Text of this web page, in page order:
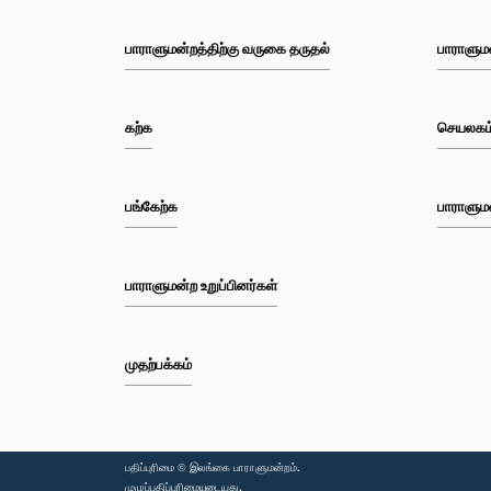
பாராளுமன்றத்திற்கு வருகை தருதல்
கற்க
பங்கேற்க
பாராளுமன்ற உறுப்பினர்கள்
முதற்பக்கம்
பதிப்புரிமை © இலங்கை பாராளுமன்றம்.
முழுப்பதிப்புரிமையுடையது.